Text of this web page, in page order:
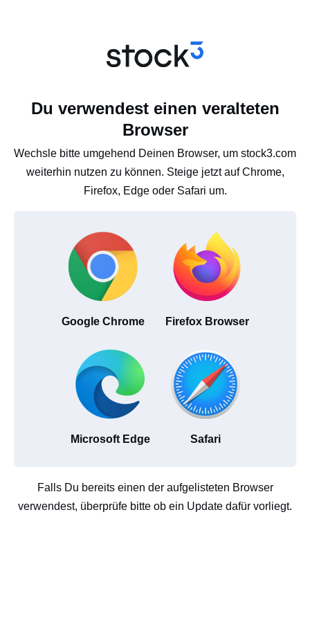
Du verwendest einen veralteten
Browser
Wechsle bitte umgehend Deinen Browser, um stock3.com
weiterhin nutzen zu können. Steige jetzt auf Chrome,
Firefox, Edge oder Safari um.
Google Chrome Firefox Browser
Microsoft Edge Safari
Falls Du bereits einen der aufgelisteten Browser
verwendest, überprüfe bitte ob ein Update dafür vorliegt.